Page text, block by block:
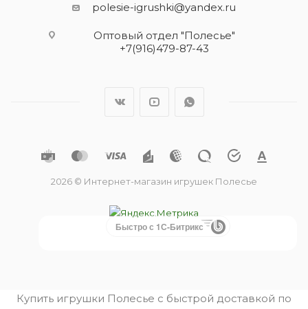
polesie-igrushki@yandex.ru
Оптовый отдел "Полесье"
+7(916)479-87-43
2026 © Интернет-магазин игрушек Полесье
Быстро с 1С-Битрикс
Купить игрушки Полесье с быстрой доставкой по